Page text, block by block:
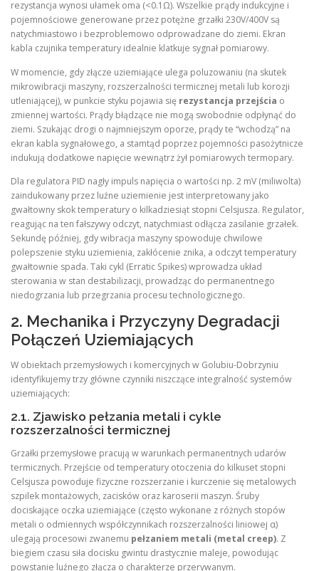
rezystancja wynosi ułamek oma (<0.1Ω). Wszelkie prądy indukcyjne i
pojemnościowe generowane przez potężne grzałki 230V/400V są
natychmiastowo i bezproblemowo odprowadzane do ziemi. Ekran
kabla czujnika temperatury idealnie klatkuje sygnał pomiarowy.
W momencie, gdy złącze uziemiające ulega poluzowaniu (na skutek
mikrowibracji maszyny, rozszerzalności termicznej metali lub korozji
utleniającej), w punkcie styku pojawia się rezystancja przejścia o
zmiennej wartości. Prądy błądzące nie mogą swobodnie odpłynąć do
ziemi. Szukając drogi o najmniejszym oporze, prądy te “wchodzą” na
ekran kabla sygnałowego, a stamtąd poprzez pojemności pasożytnicze
indukują dodatkowe napięcie wewnątrz żył pomiarowych termopary.
Dla regulatora PID nagły impuls napięcia o wartości np. 2 mV (miliwolta)
zaindukowany przez luźne uziemienie jest interpretowany jako
gwałtowny skok temperatury o kilkadziesiąt stopni Celsjusza. Regulator,
reagując na ten fałszywy odczyt, natychmiast odłącza zasilanie grzałek.
Sekundę później, gdy wibracja maszyny spowoduje chwilowe
polepszenie styku uziemienia, zakłócenie znika, a odczyt temperatury
gwałtownie spada. Taki cykl (Erratic Spikes) wprowadza układ
sterowania w stan destabilizacji, prowadząc do permanentnego
niedogrzania lub przegrzania procesu technologicznego.
2. Mechanika i Przyczyny Degradacji
Połączeń Uziemiających
W obiektach przemysłowych i komercyjnych w Golubiu-Dobrzyniu
identyfikujemy trzy główne czynniki niszczące integralność systemów
uziemiających:
2.1. Zjawisko pełzania metali i cykle
rozszerzalności termicznej
Grzałki przemysłowe pracują w warunkach permanentnych udarów
termicznych. Przejście od temperatury otoczenia do kilkuset stopni
Celsjusza powoduje fizyczne rozszerzanie i kurczenie się metalowych
szpilek montażowych, zacisków oraz karoserii maszyn. Śruby
dociskające oczka uziemiające (często wykonane z różnych stopów
metali o odmiennych współczynnikach rozszerzalności liniowej α)
ulegają procesowi zwanemu pełzaniem metali (metal creep). Z
biegiem czasu siła docisku gwintu drastycznie maleje, powodując
powstanie luźnego złącza o charakterze przerywanym.